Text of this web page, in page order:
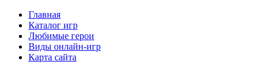
Главная
Каталог игр
Любимые герои
Виды онлайн-игр
Карта сайта